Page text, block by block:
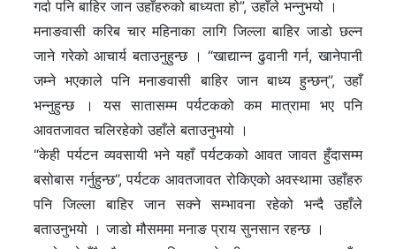
गर्दा पनि बाहिर जान उहाँहरुको बाध्यता हो”, उहाँले भन्नुभयो ।
मनाङवासी करिब चार महिनाका लागि जिल्ला बाहिर जाडो छल्न
जाने गरेको आचार्य बताउनुहुन्छ । “खाद्यान्न ढुवानी गर्न, खानेपानी
जम्ने भएकाले पनि मनाङवासी बाहिर जान बाध्य हुन्छन्”, उहाँ
भन्नुहुन्छ । यस सातासम्म पर्यटकको कम मात्रामा भए पनि
आवतजावत चलिरहेको उहाँले बताउनुभयो ।
“केही पर्यटन व्यवसायी भने यहाँ पर्यटकको आवत जावत हुँदासम्म
बसोबास गर्नुहुन्छ”, पर्यटक आवतजावत रोकिएको अवस्थामा उहाँहरु
पनि जिल्ला बाहिर जान सक्ने सम्भावना रहेको भन्दै उहाँले
बताउनुभयो । जाडो मौसममा मनाङ प्राय सुनसान रहन्छ ।